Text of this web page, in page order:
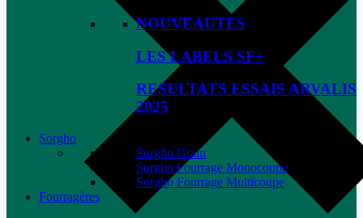
NOUVEAUTES
LES LABELS SF+
RESULTATS ESSAIS ARVALIS
2025
Sorgho
Sorgho Grain
Sorgho Fourrage Monocoupe
Sorgho Fourrage Multicoupe
Fourragères